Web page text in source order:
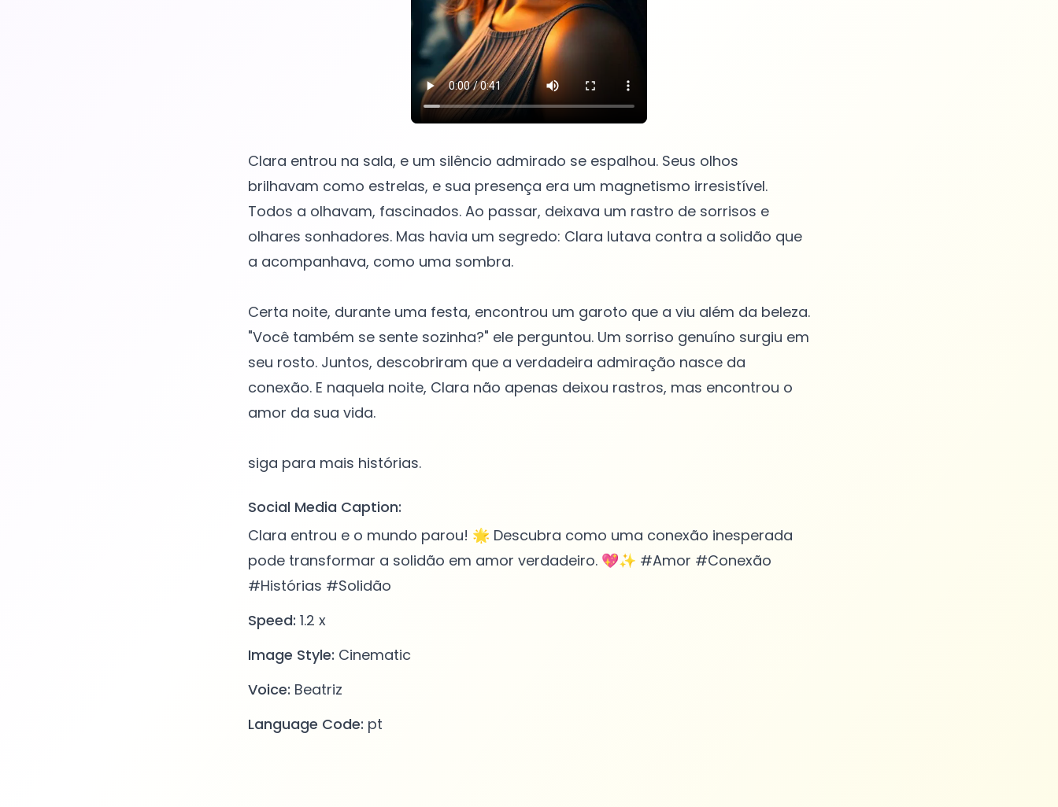
Clara entrou na sala, e um silêncio admirado se espalhou. Seus olhos
brilhavam como estrelas, e sua presença era um magnetismo irresistível.
Todos a olhavam, fascinados. Ao passar, deixava um rastro de sorrisos e
olhares sonhadores. Mas havia um segredo: Clara lutava contra a solidão que
a acompanhava, como uma sombra.
Certa noite, durante uma festa, encontrou um garoto que a viu além da beleza.
"Você também se sente sozinha?" ele perguntou. Um sorriso genuíno surgiu em
seu rosto. Juntos, descobriram que a verdadeira admiração nasce da
conexão. E naquela noite, Clara não apenas deixou rastros, mas encontrou o
amor da sua vida.
siga para mais histórias.
Social Media Caption:
Clara entrou e o mundo parou! 🌟 Descubra como uma conexão inesperada
pode transformar a solidão em amor verdadeiro. 💖✨ #Amor #Conexão
#Histórias #Solidão
Speed: 1.2 x
Image Style: Cinematic
Voice: Beatriz
Language Code: pt